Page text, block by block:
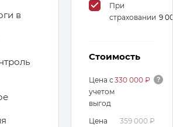
в
При
страховании 9
Стоимость
Цена с
учетом
выгод
330 000 ₽
Цена
359 000 ₽